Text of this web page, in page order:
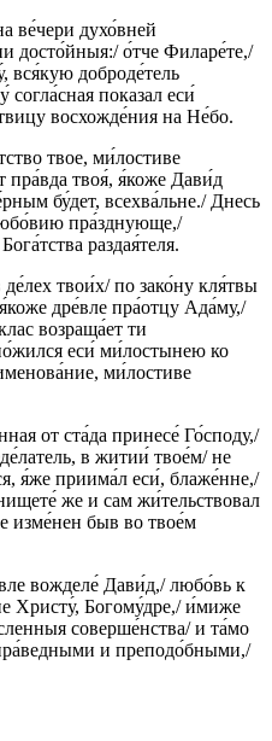
ве́чери духо́вней
досто́йныя:/ о́тче Филаре́те,/
вся́кую доброде́тель
показал еси́
восхожде́ния на Не́бо.
твое, ми́лостиве
пра́вда твоя́, я́коже Дави́д
бу́дет, всехва́льне./ Днесь
пра́зднующе,/
раздая́теля.
твои́х/ по зако́ну кля́твы
дре́вле пра́отцу Ада́му,/
возраща́ет ти
еси́ ми́лостынею ко
ми́лостиве
от ста́да принесе́ Го́споду,/
в житии́ твое́м/ не
я́же приима́л еси́, блаже́нне,/
же и сам жи́тельствовал
изме́нен быв во твое́м
вожделе́ Дави́д,/ любо́вь к
Христу́, Богому́дре,/ и́миже
соверше́нства/ и та́мо
и преподо́бными,/